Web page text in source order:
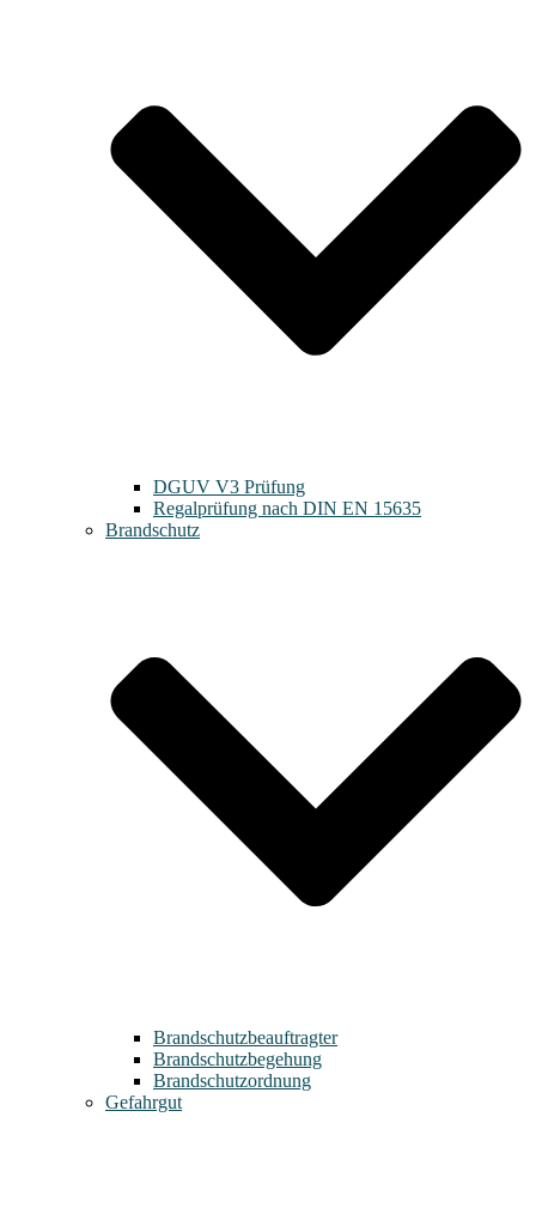
DGUV V3 Prüfung
Regalprüfung nach DIN EN 15635
Brandschutz
Brandschutzbeauftragter
Brandschutzbegehung
Brandschutzordnung
Gefahrgut